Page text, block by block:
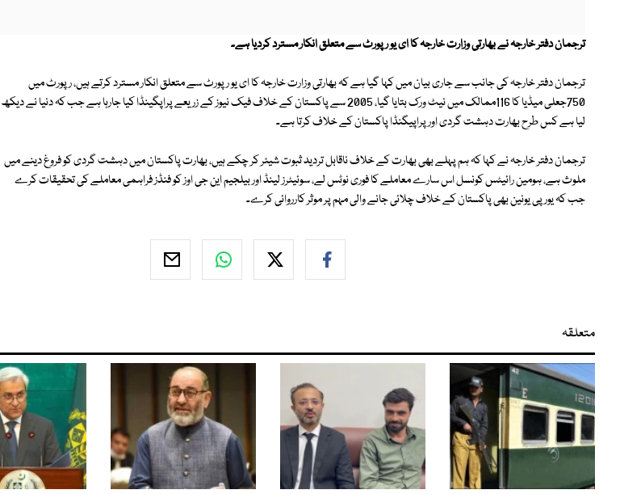
ترجمان دفتر خارجہ نے بھارتی وزارت خارجہ کا ای یو رپورٹ سے متعلق انکار مسترد کردیا ہے۔
ترجمان دفتر خارجہ کی جانب سے جاری بیان میں کہا گیا ہے کہ بھارتی وزارت خارجہ کا ای یو رپورٹ سے متعلق انکار مسترد کرتے ہیں، رپورٹ میں
750جعلی میڈیا کا 116ممالک میں نیٹ ورک بتایا گیا، 2005 سے پاکستان کے خلاف فیک نیوز کے زریعے پراپگینڈا کیا جارہا ہے جب کہ دنیا نے دیکھ
لیا ہے کس طرح بھارت دہشت گردی اور پراپیگنڈا پاکستان کے خلاف کرتا ہے۔
ترجمان دفتر خارجہ نے کہا کہ ہم پہلے بھی بھارت کے خلاف ناقابل تردید ثبوت شیئر کر چکے ہیں، بھارت پاکستان میں دہشت گردی کو فروغ دینے میں
ملوث ہے، ہومین رائیٹس کونسل اس سارے معاملے کا فوری نوٹس لے، سوئیٹرز لینڈ اور بیلجیم این جی اوز کو فنڈز فراہمی معاملے کی تحقیقات کرے
جب کہ یورپی یونین بھی پاکستان کے خلاف چلائی جانے والی مہم پر موثر کارروائی کرے۔
متعلقہ